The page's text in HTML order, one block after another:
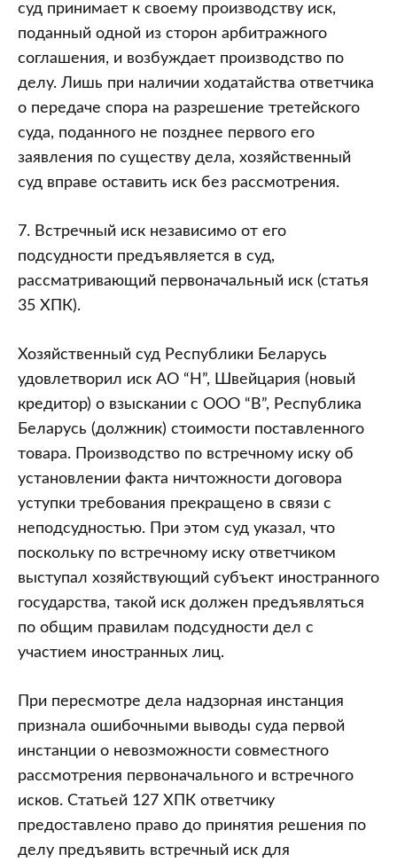
суд принимает к своему производству иск,
поданный одной из сторон арбитражного
соглашения, и возбуждает производство по
делу. Лишь при наличии ходатайства ответчика
о передаче спора на разрешение третейского
суда, поданного не позднее первого его
заявления по существу дела, хозяйственный
суд вправе оставить иск без рассмотрения.
7. Встречный иск независимо от его
подсудности предъявляется в суд,
рассматривающий первоначальный иск (статья
35 ХПК).
Хозяйственный суд Республики Беларусь
удовлетворил иск АО “Н”, Швейцария (новый
кредитор) о взыскании с ООО “В”, Республика
Беларусь (должник) стоимости поставленного
товара. Производство по встречному иску об
установлении факта ничтожности договора
уступки требования прекращено в связи с
неподсудностью. При этом суд указал, что
поскольку по встречному иску ответчиком
выступал хозяйствующий субъект иностранного
государства, такой иск должен предъявляться
по общим правилам подсудности дел с
участием иностранных лиц.
При пересмотре дела надзорная инстанция
признала ошибочными выводы суда первой
инстанции о невозможности совместного
рассмотрения первоначального и встречного
исков. Статьей 127 ХПК ответчику
предоставлено право до принятия решения по
делу предъявить встречный иск для